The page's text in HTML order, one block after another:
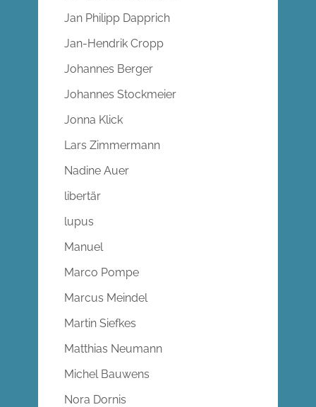
Jan Philipp Dapprich
Jan-Hendrik Cropp
Johannes Berger
Johannes Stockmeier
Jonna Klick
Lars Zimmermann
Nadine Auer
libertär
lupus
Manuel
Marco Pompe
Marcus Meindel
Martin Siefkes
Matthias Neumann
Michel Bauwens
Nora Dornis